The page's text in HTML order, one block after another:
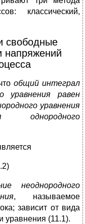
классический,
свободные
напряжений
общий интеграл
уравнения равен
уравнения
неоднородного
, называемое
зависит от вида
уравнения (11.1).